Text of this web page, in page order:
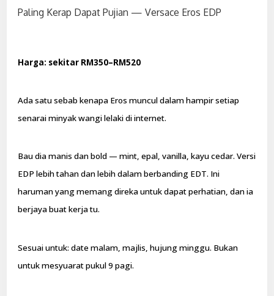
Paling Kerap Dapat Pujian — Versace Eros EDP
Harga: sekitar RM350–RM520
Ada satu sebab kenapa Eros muncul dalam hampir setiap
senarai minyak wangi lelaki di internet.
Bau dia manis dan bold — mint, epal, vanilla, kayu cedar. Versi
EDP lebih tahan dan lebih dalam berbanding EDT. Ini
haruman yang memang direka untuk dapat perhatian, dan ia
berjaya buat kerja tu.
Sesuai untuk: date malam, majlis, hujung minggu. Bukan
untuk mesyuarat pukul 9 pagi.